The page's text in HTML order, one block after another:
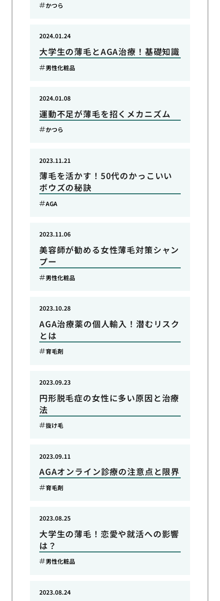
かつら
大学生の薄毛とAGA治療！基礎知識
2024.01.24
男性化粧品
運動不足が薄毛を招くメカニズム
2024.01.08
かつら
薄毛を活かす！50代のかっこいい
ボウズの秘訣
2023.11.21
AGA
美容師が勧める女性薄毛対策シャン
プー
2023.11.06
男性化粧品
AGA治療薬の個人輸入！潜むリスク
とは
2023.10.28
育毛剤
円形脱毛症の女性に多い原因と治療
法
2023.09.23
抜け毛
AGAオンライン診療の注意点と限界
2023.09.11
育毛剤
大学生の薄毛！恋愛や就活への影響
は？
2023.08.25
男性化粧品
2023.08.24